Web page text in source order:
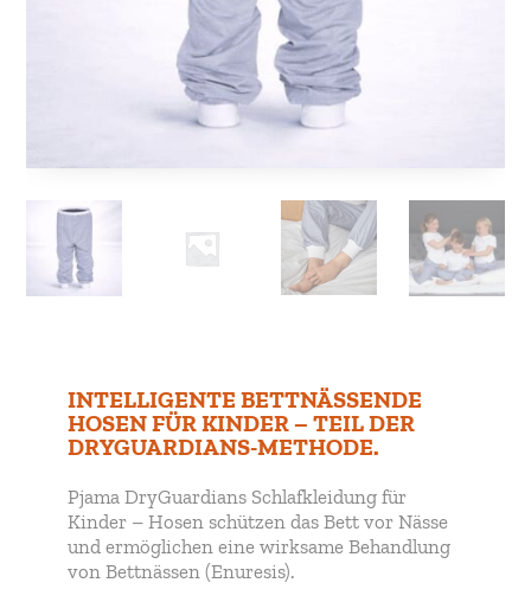
INTELLIGENTE BETTNÄSSENDE
HOSEN FÜR KINDER – TEIL DER
DRYGUARDIANS-METHODE.
Pjama DryGuardians Schlafkleidung für
Kinder – Hosen schützen das Bett vor Nässe
und ermöglichen eine wirksame Behandlung
von Bettnässen (Enuresis).